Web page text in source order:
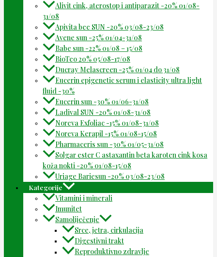
Alivit cink, aterostop i antiparazit -20% 01/08-
31/08
Apivita bee SUN -20% 03/08-23/08
Avene sun -25% 01/04-31/08
Babe sun -22% 01/08 – 15/08
BioTeo 20% 05/08-17/08
Ducray Melascreen -25% 01/04 do 31/08
Eucerin epigenetic serum i elasticity ultra light
fluid -30%
Eucerin sun -30% 01/06-31/08
Ladival SUN -20% 01/08-31/08
Noreva Exfoliac -15% 01/08-31/08
Noreva Kerapil -15% 01/08-15/08
Pharmaceris sun -30% 01/05-31/08
Solgar ester C astaxantin beta karoten cink kosa
koža nokti -20% 01/08-15/08
Uriage Bariesun -20% 03/08-23/08
Kategorije
Vitamini i minerali
Imunitet
Samoliječenje
Srce, jetra, cirkulacija
Digestivni trakt
Reproduktivno zdravlje